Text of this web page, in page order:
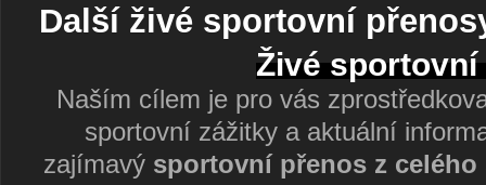
Další živé sportovní
Živé sportovní
Naším cílem je pro vás
sportovní zážitky a aktuální
zajímavý sportovní přenos z celého